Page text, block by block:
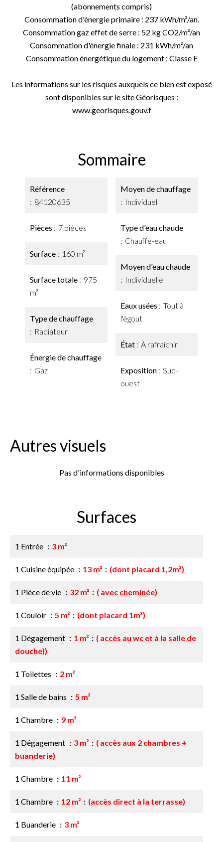
(abonnements compris)
Consommation d'énergie primaire : 237 kWh/m²/an.
Consommation gaz effet de serre : 52 kg CO2/m²/an
Consommation d'énergie finale : 231 kWh/m²/an
Consommation énergétique du logement : Classe E
Les informations sur les risques auxquels ce bien est exposé
sont disponibles sur le site Géorisques :
www.georisques.gouv.f
Sommaire
Référence
84120635
Pièces 7 pièces
Surface 160 m²
Surface totale
975
m²
Type de chauffage
Radiateur
Énergie de chauffage
Gaz
Moyen de chauffage
Individuel
Type d'eau chaude
Chauffe-eau
Moyen d'eau chaude
Individuelle
Eaux usées
Tout à
l'égout
État À rafraîchir
Exposition
Sud-
ouest
Autres visuels
Pas d'informations disponibles
Surfaces
1 Entrée 3 m²
1 Cuisine équipée 13 m² (dont placard 1,2m²)
1 Pièce de vie 32 m² ( avec cheminée)
1 Couloir 5 m² (dont placard 1m²)
1 Dégagement 1 m²
( accès au wc et à la salle de
douche))
1 Toilettes 2 m²
1 Salle de bains 5 m²
1 Chambre 9 m²
1 Dégagement 3 m²
( accès aux 2 chambres +
buanderie)
1 Chambre 11 m²
1 Chambre 12 m² (accès direct à la terrasse)
1 Buanderie 3 m²